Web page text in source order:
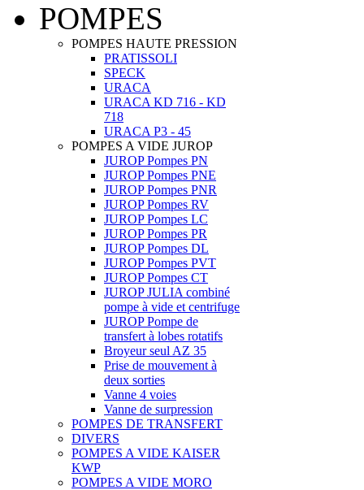
POMPES
POMPES HAUTE PRESSION
PRATISSOLI
SPECK
URACA
URACA KD 716 - KD
718
URACA P3 - 45
POMPES A VIDE JUROP
JUROP Pompes PN
JUROP Pompes PNE
JUROP Pompes PNR
JUROP Pompes RV
JUROP Pompes LC
JUROP Pompes PR
JUROP Pompes DL
JUROP Pompes PVT
JUROP Pompes CT
JUROP JULIA combiné
pompe à vide et centrifuge
JUROP Pompe de
transfert à lobes rotatifs
Broyeur seul AZ 35
Prise de mouvement à
deux sorties
Vanne 4 voies
Vanne de surpression
POMPES DE TRANSFERT
DIVERS
POMPES A VIDE KAISER
KWP
POMPES A VIDE MORO